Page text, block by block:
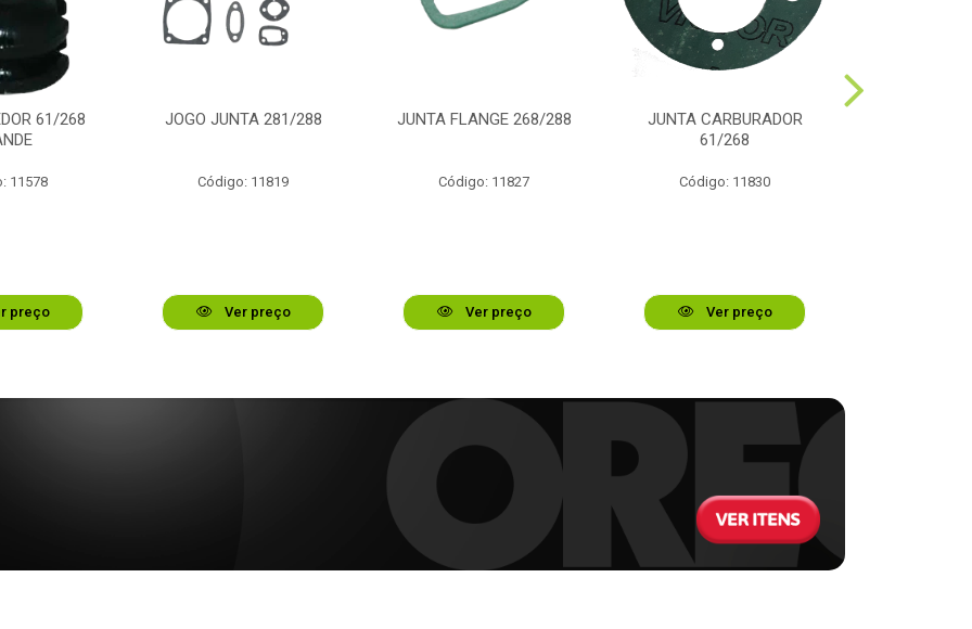
61/268
11578
preço
JOGO JUNTA 281/288
Código: 11819
Ver preço
JUNTA FLANGE 268/288
Código: 11827
Ver preço
JUNTA CARBURADOR
61/268
Código: 11830
Ver preço